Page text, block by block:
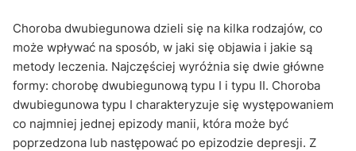
Choroba dwubiegunowa dzieli się na kilka rodzajów, co
może wpływać na sposób, w jaki się objawia i jakie są
metody leczenia. Najczęściej wyróżnia się dwie główne
formy: chorobę dwubiegunową typu I i typu II. Choroba
dwubiegunowa typu I charakteryzuje się występowaniem
co najmniej jednej epizody manii, która może być
poprzedzona lub następować po epizodzie depresji. Z